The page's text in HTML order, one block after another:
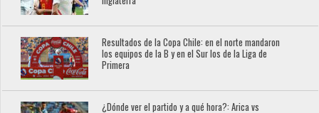
Resultados de la Copa Chile: en el norte mandaron
los equipos de la B y en el Sur los de la Liga de
Primera
¿Dónde ver el partido y a qué hora?: Arica vs